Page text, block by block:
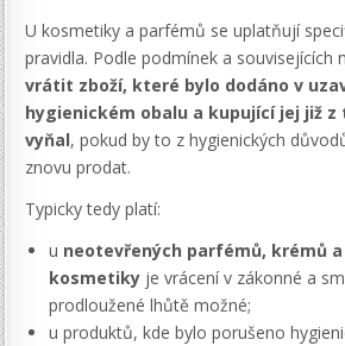
U kosmetiky a parfémů se uplatňují
pravidla. Podle podmínek a souvisejících
vrátit zboží, které bylo dodáno v
hygienickém obalu a kupující jej již
vyňal, pokud by to z hygienických
znovu prodat.
Typicky tedy platí:
u neotevřených parfémů, krémů
kosmetiky je vrácení v zákonné a
prodloužené lhůtě možné;
u produktů, kde bylo porušeno